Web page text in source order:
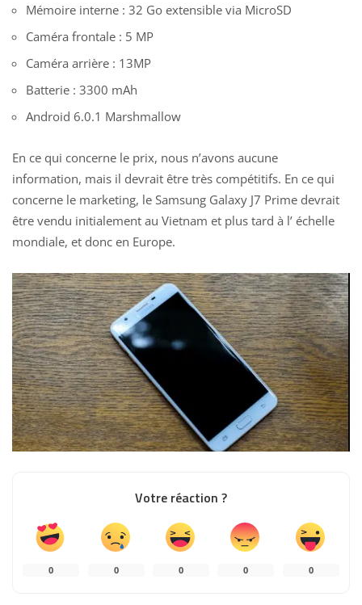
Mémoire interne : 32 Go extensible via MicroSD
Caméra frontale : 5 MP
Caméra arrière : 13MP
Batterie : 3300 mAh
Android 6.0.1 Marshmallow
En ce qui concerne le prix, nous n’avons aucune
information, mais il devrait être très compétitifs. En ce qui
concerne le marketing, le Samsung Galaxy J7 Prime devrait
être vendu initialement au Vietnam et plus tard à l’ échelle
mondiale, et donc en Europe.
Votre réaction ?
0 0 0 0 0